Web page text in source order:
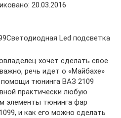
20.03.2016
Led подсветка
хочет сделать свое
речь идет о «Майбахе»
помощи тюнинга ВАЗ 2109
практически любую
элементы тюнинга фар
и как его можно сделать